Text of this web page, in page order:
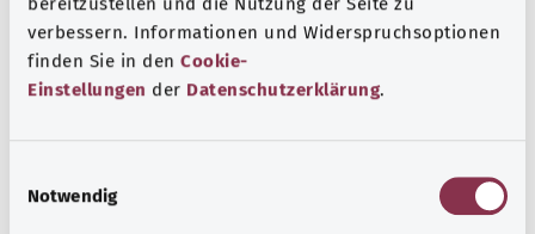
verbessern. Informationen und Widerspruchsoptionen
finden Sie in den Cookie-
Einstellungen der Datenschutzerklärung.
Notwendig
Источник
Предоставлено некоммерческой организацией Was
hab’ ich? GmbH по поручению Bundesministerium für
Gesundheit (BMG, Федеральное министерство